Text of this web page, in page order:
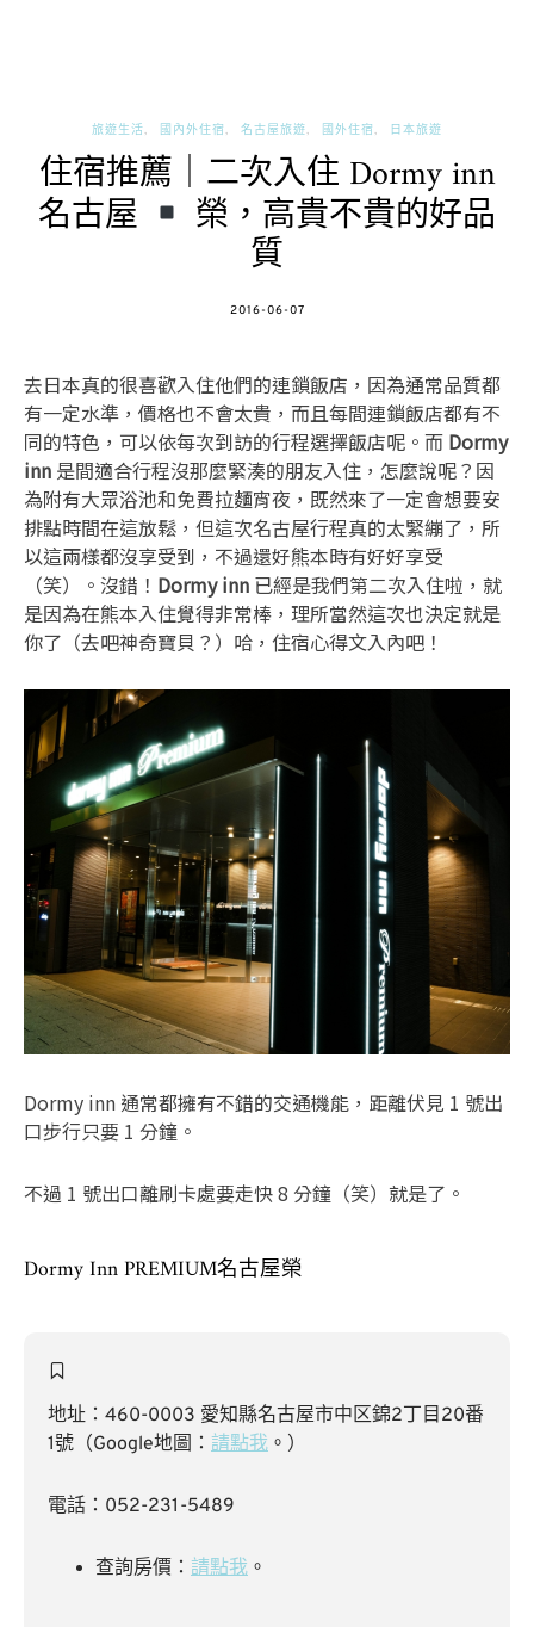
旅遊生活 國內外住宿 名古屋旅遊 國外住宿 日本旅遊
住宿推薦｜二次入住 Dormy inn
名古屋 榮，高貴不貴的好品
質
POSTED
2016-06-07
去日本真的很喜歡入住他們的連鎖飯店，因為通常品質都
有一定水準，價格也不會太貴，而且每間連鎖飯店都有不
同的特色，可以依每次到訪的行程選擇飯店呢。而 Dormy
inn 是間適合行程沒那麼緊湊的朋友入住，怎麼說呢？因
為附有大眾浴池和免費拉麵宵夜，既然來了一定會想要安
排點時間在這放鬆，但這次名古屋行程真的太緊繃了，所
以這兩樣都沒享受到，不過還好熊本時有好好享受
（笑）。沒錯！ Dormy inn 已經是我們第二次入住啦，就
是因為在熊本入住覺得非常棒，理所當然這次也決定就是
你了（去吧神奇寶貝？）哈，住宿心得文入內吧！
Dormy inn 通常都擁有不錯的交通機能，距離伏見 1 號出
口步行只要 1 分鐘。
不過 1 號出口離刷卡處要走快 8 分鐘（笑）就是了。
Dormy Inn PREMIUM名古屋榮
地址：460-0003 愛知縣名古屋市中区錦2丁目20番
1號（Google地圖： 請點我 。）
電話：052-231-5489
查詢房價： 請點我 。